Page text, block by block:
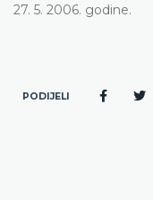
27. 5. 2006. godine.
PODIJELI